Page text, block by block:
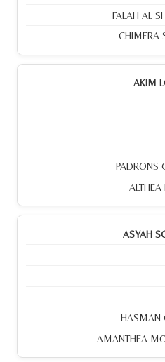
FALAH AL
CHIMERA
AKIM
PADRONS
ALTHEA
ASYAH
HASMAN
AMANTHEA